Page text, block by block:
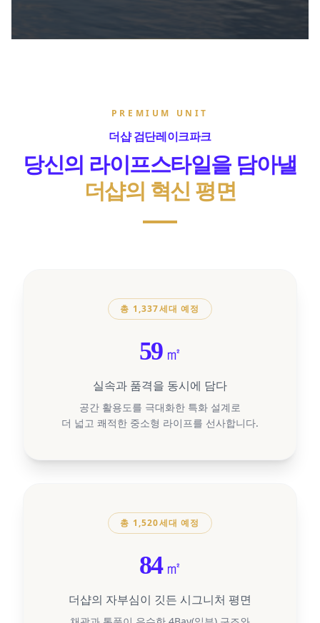
PREMIUM UNIT
더샵 검단레이크파크
당신의 라이프스타일을 담아낼
더샵의 혁신 평면
총 1,337세대 예정
59 ㎡
실속과 품격을 동시에 담다
공간 활용도를 극대화한 특화 설계로
더 넓고 쾌적한 중소형 라이프를 선사합니다.
총 1,520세대 예정
84 ㎡
더샵의 자부심이 깃든 시그니처 평면